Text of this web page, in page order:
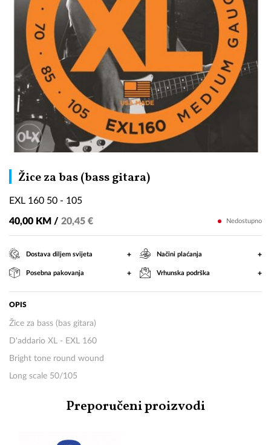
Žice za bas (bass gitara)
105
EXL 160 50 - 105
40,00 KM / 20,45 € Nedostupno
Dostava diljem svijeta + Načini plaćanja +
Posebna pakovanja + Vrhunska podrška +
OPIS
Žice za bass (bas gitara)
D'addario XL - EXL 160
Bright tone round wound
Long scale 50/105
Preporučeni proizvodi